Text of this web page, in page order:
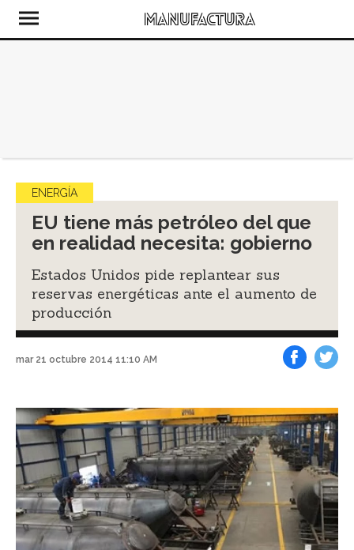
ENERGÍA
EU tiene más petróleo del que
en realidad necesita: gobierno
Estados Unidos pide replantear sus
reservas energéticas ante el aumento de
producción
mar 21 octubre 2014 11:10 AM